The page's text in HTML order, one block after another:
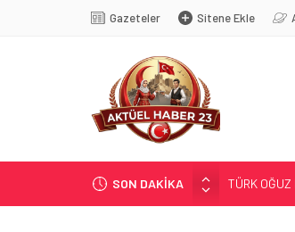
Gazeteler Sitene Ekle
SON DAKİKA
TÜRK OĞUZ
298